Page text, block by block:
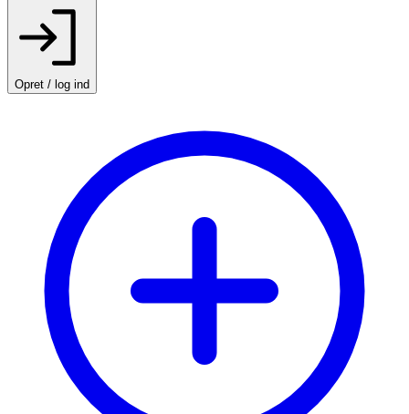
Opret / log ind